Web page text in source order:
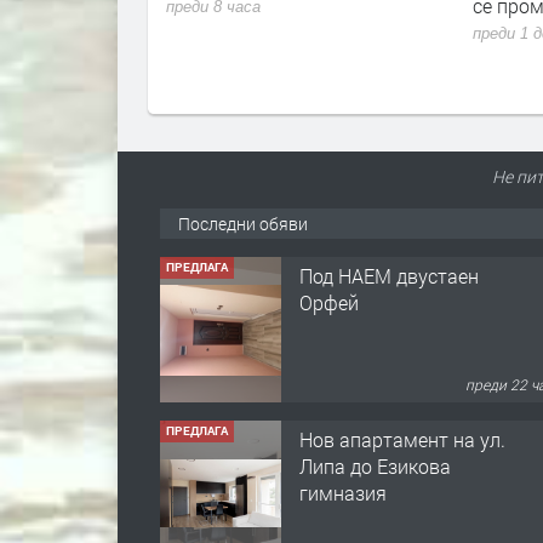
се променя за потребителите
Румен
преди 1
Не
Последни обяви
ПРЕДЛАГА
Нов апартамент на ул.
Липа до Езикова
преди 22
ПРЕДЛАГА
🔑 ОБЗАВЕДЕНА
ГАРСОНИЕРА ПОД
НАЕМ В КВ. „ОРФЕЙ“ –